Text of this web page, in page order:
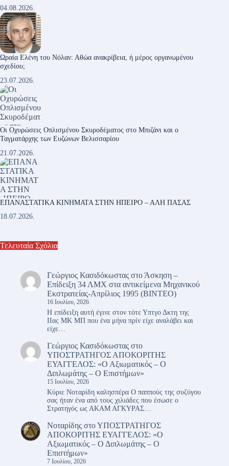
04.08.2026.
Ωραία Ελένη του Νόλαν: Αθώα ανακρίβεια, ή μέρος οργανωμένου
σχεδίου;
23.07.2026.
Οι Οχυρώσεις Οπλισμένου Σκυροδέματος στο Μπιζάνι και ο
Ταγματάρχης των Ευζώνων Βελισσαρίου
21.07.2026.
ΕΠΑΝΑΣΤΑΤΙΚΑ ΚΙΝΗΜΑΤΑ ΣΤΗΝ ΗΠΕΙΡΟ – ΑΛΗ ΠΑΣΑΣ
18.07.2026.
Τελευταία Σχόλια
Γεώργιος Κασιδόκωστας στο Άσκηση –
Επίδειξη 34 ΛΜΧ στα αντικείμενα Μηχανικού
Εκστρατείας-Απρίλιος 1995 (ΒΙΝΤΕΟ)
16 Ιουλίου, 2026
Η επίδειξη αυτή έγινε στον τότε Υπτγο Δκτη της
ΙΙας ΜΚ ΜΠ που ένα μήνα πρίν είχε αναλάβει και
είχε…
Γεώργιος Κασιδόκωστας στο
ΥΠΟΣΤΡΑΤΗΓΟΣ ΑΠΟΚΟΡΙΤΗΣ
ΕΥΑΓΓΕΛΟΣ: «Ο Αξιωματικός – Ο
Διπλωμάτης – Ο Επιστήμων»
15 Ιουλίου, 2026
Κύριε Νοταρίδη καλησπέρα Ο παππούς της συζύγου
σας ήταν ένα από τους χιλιάδες που έσωσε ο
Στρατηγός ως ΑΚΑΜ ΑΓΚΥΡΑΣ…
Νοταρίδης στοΥΠΟΣΤΡΑΤΗΓΟΣ
ΑΠΟΚΟΡΙΤΗΣ ΕΥΑΓΓΕΛΟΣ: «Ο
Αξιωματικός – Ο Διπλωμάτης – Ο
Επιστήμων»
7 Ιουλίου, 2026